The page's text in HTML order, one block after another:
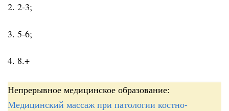
2. 2-3;
3. 5-6;
4. 8.+
Непрерывное медицинское образование:
Медицинский массаж при патологии костно-